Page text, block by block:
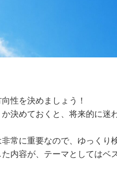
性を決めましょう！
決めておくと、将来的に迷
常に重要なので、ゆっくり
内容が、テーマとしてはベ